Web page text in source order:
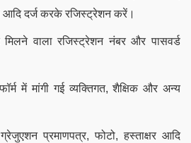
आदि दर्ज करके रजिस्ट्रेशन करें।
मिलने वाला रजिस्ट्रेशन नंबर और पासवर्ड
में मांगी गई व्यक्तिगत, शैक्षिक और अन्य
प्रमाणपत्र, फोटो, हस्ताक्षर आदि